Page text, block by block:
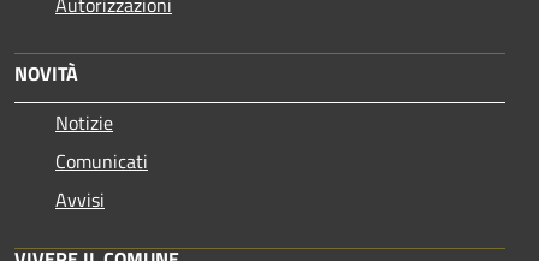
NOVITÀ
Notizie
Comunicati
Avvisi